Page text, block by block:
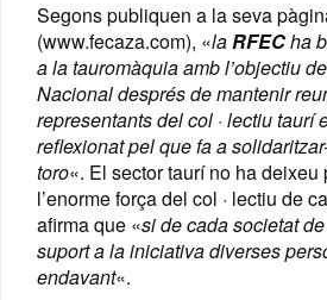
Segons publiquen a la seva
(www.fecaza.com), «laRFECha
a la tauromàquia amb l’objectiu
Nacional després de mantenir
representants del col · lectiu taurí
reflexionat pel que fa a
toro«. El sector taurí no ha deixeu
l’enorme força del col · lectiu de
afirma que «si de cada societat
suport a la iniciativa diverses
endavant«.